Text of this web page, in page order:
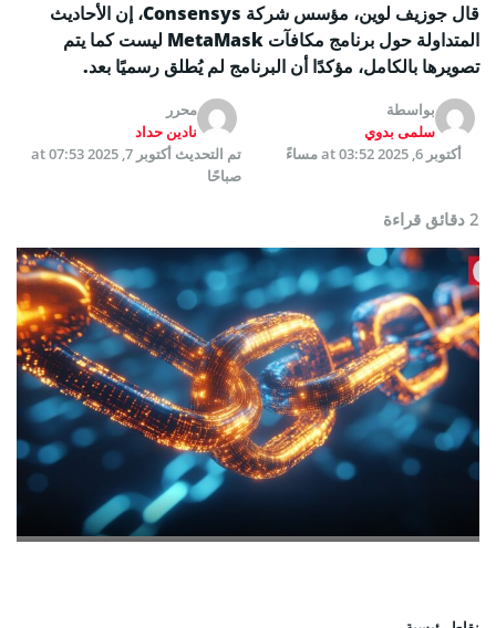
قال جوزيف لوين، مؤسس شركة Consensys، إن الأحاديث
المتداولة حول برنامج مكافآت MetaMask ليست كما يتم
تصويرها بالكامل، مؤكدًا أن البرنامج لم يُطلق رسميًا بعد.
بواسطة
سلمى بدوي
محرر
نادين حداد
أكتوبر 6, 2025 at 03:52 مساءً
تم التحديث
أكتوبر 7, 2025 at 07:53
صباحًا
2 دقائق قراءة